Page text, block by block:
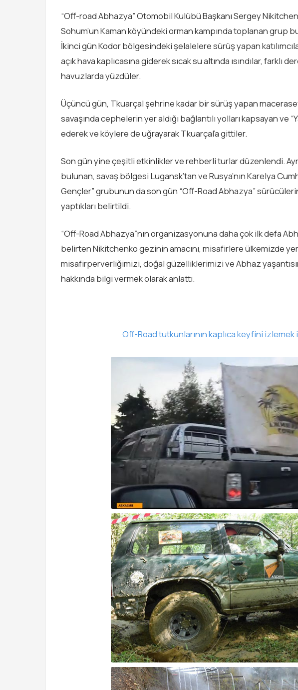
“Off-road Abhazya” Otomobil Kulübü Başkanı Sergey
Sohum’un Kaman köyündeki orman kampında toplanan grup
İkinci gün Kodor bölgesindeki şelalelere sürüş yapan
açık hava kaplıcasına giderek sıcak su altında ısındılar, farklı
havuzlarda yüzdüler.
Üçüncü gün, Tkuarçal şehrine kadar bir sürüş yapan
savaşında cephelerin yer aldığı bağlantılı yolları kapsayan ve
ederek ve köylere de uğrayarak Tkuarçal’a gittiler.
Son gün yine çeşitli etkinlikler ve rehberli turlar düzenlendi.
bulunan, savaş bölgesi Lugansk’tan ve Rusya’nın Karelya
Gençler” grubunun da son gün “Off-Road Abhazya”
yaptıkları belirtildi.
“Off-Road Abhazya”nın organizasyonuna daha çok ilk defa
belirten Nikitchenko gezinin amacını, misafirlere ülkemizde yerli
misafirperverliğimizi, doğal güzelliklerimizi ve Abhaz
hakkında bilgi vermek olarak anlattı.
Off-Road tutkunlarının kaplıca keyfini izlemek